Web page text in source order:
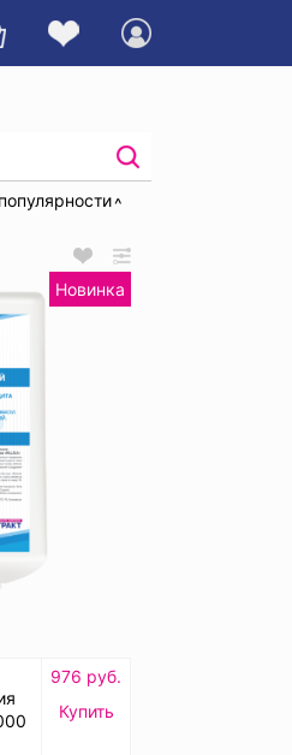
Новинка
976 руб.
Купить